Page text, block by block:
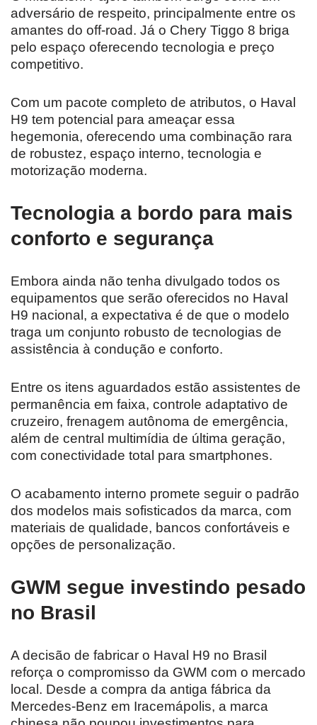
adversário de respeito, principalmente entre os
amantes do off-road. Já o Chery Tiggo 8 briga
pelo espaço oferecendo tecnologia e preço
competitivo.
Com um pacote completo de atributos, o Haval
H9 tem potencial para ameaçar essa
hegemonia, oferecendo uma combinação rara
de robustez, espaço interno, tecnologia e
motorização moderna.
Tecnologia a bordo para mais
conforto e segurança
Embora ainda não tenha divulgado todos os
equipamentos que serão oferecidos no Haval
H9 nacional, a expectativa é de que o modelo
traga um conjunto robusto de tecnologias de
assistência à condução e conforto.
Entre os itens aguardados estão assistentes de
permanência em faixa, controle adaptativo de
cruzeiro, frenagem autônoma de emergência,
além de central multimídia de última geração,
com conectividade total para smartphones.
O acabamento interno promete seguir o padrão
dos modelos mais sofisticados da marca, com
materiais de qualidade, bancos confortáveis e
opções de personalização.
GWM segue investindo pesado
no Brasil
A decisão de fabricar o Haval H9 no Brasil
reforça o compromisso da GWM com o mercado
local. Desde a compra da antiga fábrica da
Mercedes-Benz em Iracemápolis, a marca